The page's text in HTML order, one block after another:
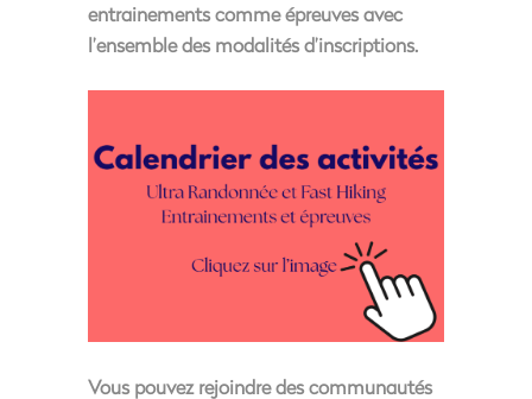
entrainements comme épreuves avec
l’ensemble des modalités d’inscriptions.
Vous pouvez rejoindre des communautés